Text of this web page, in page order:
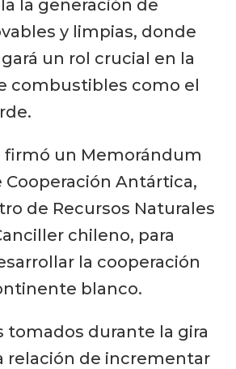
la generación de
y limpias, donde
un rol crucial en la
combustibles como el
firmó un Memorándum
Antártica,
de Recursos Naturales
chileno, para
la cooperación
blanco.
tomados durante la gira
relación de incrementar